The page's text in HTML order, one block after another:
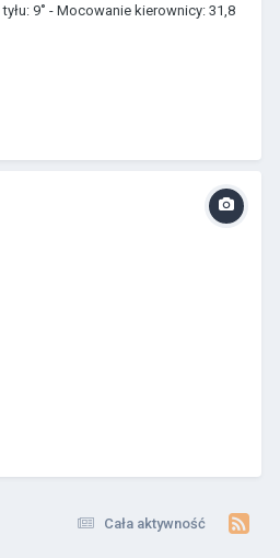
9˚ - Mocowanie kierownicy: 31,8
Cała aktywność